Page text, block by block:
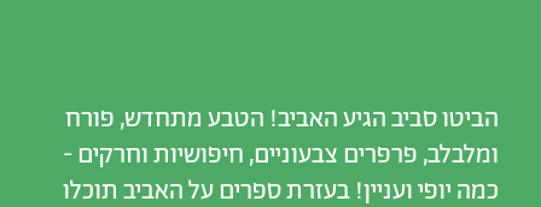
הביטו סביב הגיע האביב! הטבע מתחדש, פורח
ומלבלב, פרפרים צבעוניים, חיפושיות וחרקים -
כמה יופי ועניין! בעזרת ספרים על האביב תוכלו